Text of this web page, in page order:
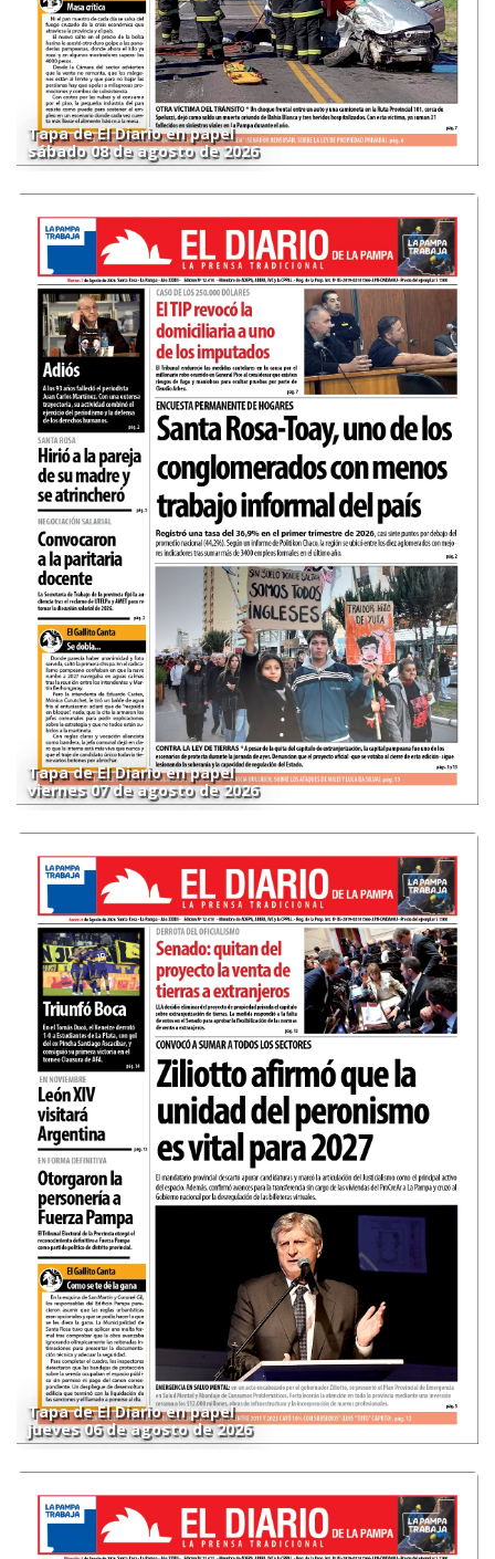
Tapa de El Diario en papel
sábado 08 de agosto de 2026
Tapa de El Diario en papel
viernes 07 de agosto de 2026
Tapa de El Diario en papel
jueves 06 de agosto de 2026